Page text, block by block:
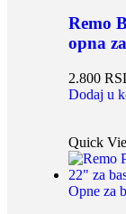
Remo
opna
2.800
Dodaj u
Quick
Opne za